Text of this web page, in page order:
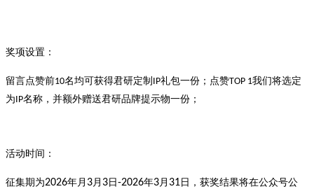
奖项设置：
留言点赞前10名均可获得君研定制 IP礼包一份；点赞TOP 1我们将选定
为IP名称，并额外赠送君研品牌提示物一份；
活动时间：
征集期为2026年月 3月 3 日 -2026年3月 31 日 ，获奖结果将在公众号公